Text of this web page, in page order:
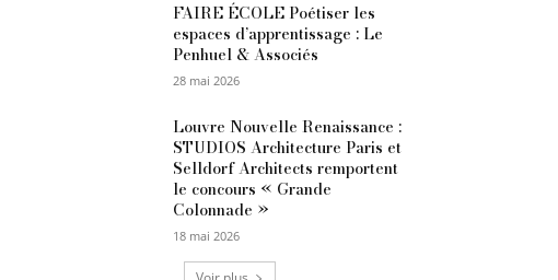
FAIRE ÉCOLE Poétiser les
espaces d’apprentissage : Le
Penhuel & Associés
28 mai 2026
Louvre Nouvelle Renaissance :
STUDIOS Architecture Paris et
Selldorf Architects remportent
le concours « Grande
Colonnade »
18 mai 2026